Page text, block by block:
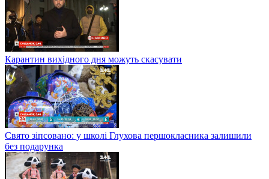
Карантин вихідного дня можуть скасувати
Свято зіпсовано: у школі Глухова першокласника залишили
без подарунка